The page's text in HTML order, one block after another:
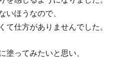
いほうなので、
て仕方がありませんでした。
塗ってみたいと思い、